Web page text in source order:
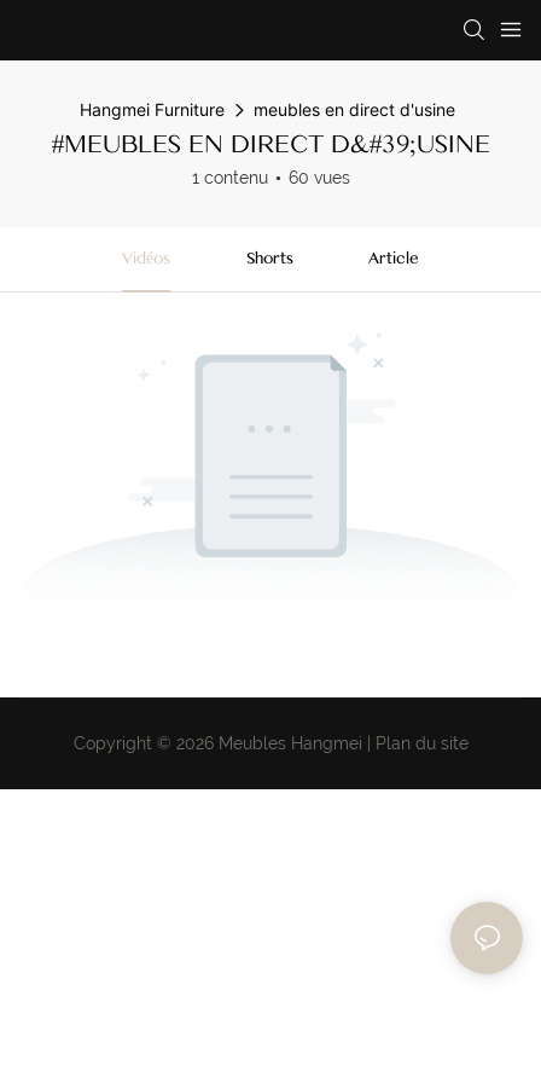
Hangmei Furniture meubles en direct d'usine
#MEUBLES EN DIRECT D&#39;USINE
1 contenu 60 vues
Vidéos Shorts Article
Copyright © 2026 Meubles Hangmei | Plan du site